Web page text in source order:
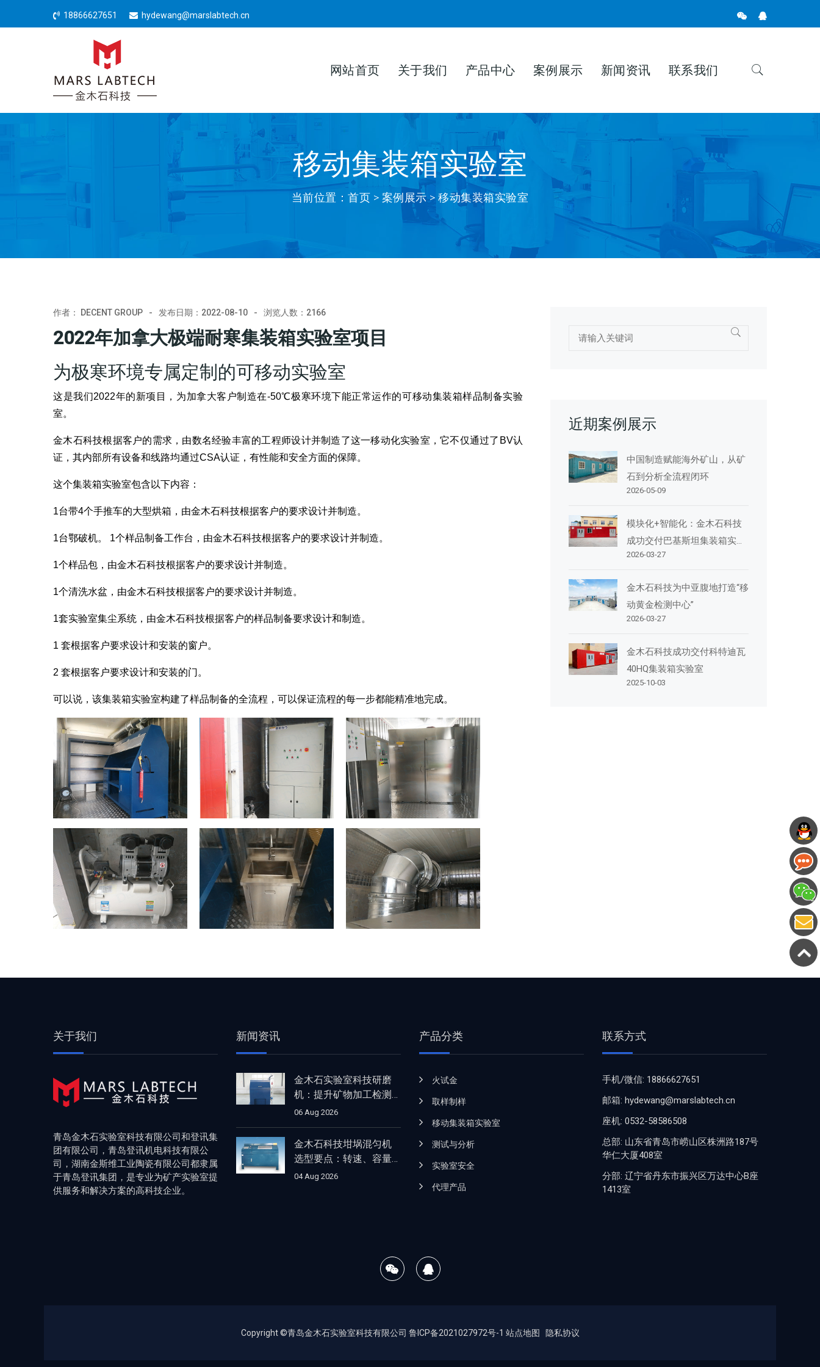
18866627651 hydewang@marslabtech.cn
网站首页 关于我们 产品中心 案例展示 新闻资讯 联系我们
移动集装箱实验室
当前位置：首页 > 案例展示> 移动集装箱实验室
作者： DECENT GROUP 发布日期：2022-08-10 浏览人数： 2166
2022年加拿大极端耐寒集装箱实验室项目
为极寒环境专属定制的可移动实验室
这是我们2022年的新项目，为加拿大客户制造在-50℃极寒环境下能正常运作的可移动集装箱样品制备实验
室。
金木石科技根据客户的需求，由数名经验丰富的工程师设计并制造了这一移动化实验室，它不仅通过了BV认
证，其内部所有设备和线路均通过CSA认证，有性能和安全方面的保障。
这个集装箱实验室包含以下内容：
1台带4个手推车的大型烘箱，由金木石科技根据客户的要求设计并制造。
1台鄂破机。 1个样品制备工作台，由金木石科技根据客户的要求设计并制造。
1个样品包，由金木石科技根据客户的要求设计并制造。
1个清洗水盆，由金木石科技根据客户的要求设计并制造。
1套实验室集尘系统，由金木石科技根据客户的样品制备要求设计和制造。
1 套根据客户要求设计和安装的窗户。
2 套根据客户要求设计和安装的门。
可以说，该集装箱实验室构建了样品制备的全流程，可以保证流程的每一步都能精准地完成。
近期案例展示
中国制造赋能海外矿山，从矿
石到分析全流程闭环
2026-05-09
模块化+智能化：金木石科技
成功交付巴基斯坦集装箱实验
室
2026-03-27
金木石科技为中亚腹地打造“移
动黄金检测中心”
2026-03-27
金木石科技成功交付科特迪瓦
40HQ集装箱实验室
2025-10-03
关于我们
青岛金木石实验室科技有限公司和登讯集
团有限公司，青岛登讯机电科技有限公
司，湖南金斯维工业陶瓷有限公司都隶属
于青岛登讯集团，是专业为矿产实验室提
供服务和解决方案的高科技企业。
新闻资讯
金木石实验室科技研磨
机：提升矿物加工检测
的效率与细度表现
06 Aug 2026
金木石科技坩埚混匀机
选型要点：转速、容量
与适用场景解析
04 Aug 2026
产品分类
火试金
取样制样
移动集装箱实验室
测试与分析
实验室安全
代理产品
联系方式
手机/微信: 18866627651
邮箱: hydewang@marslabtech.cn
座机: 0532-58586508
总部: 山东省青岛市崂山区株洲路187号
华仁大厦408室
分部: 辽宁省丹东市振兴区万达中心B座
1413室
Copyright ©青岛金木石实验室科技有限公司 鲁ICP备2021027972号-1 站点地图 隐私协议